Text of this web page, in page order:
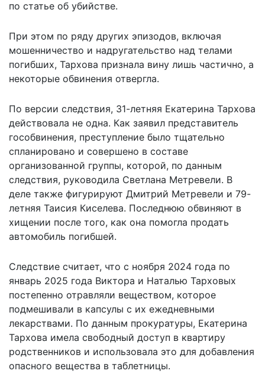
по статье об убийстве.
При этом по ряду других эпизодов, включая
мошенничество и надругательство над телами
погибших, Тархова признала вину лишь частично, а
некоторые обвинения отвергла.
По версии следствия, 31-летняя Екатерина Тархова
действовала не одна. Как заявил представитель
гособвинения, преступление было тщательно
спланировано и совершено в составе
организованной группы, которой, по данным
следствия, руководила Светлана Метревели. В
деле также фигурируют Дмитрий Метревели и 79-
летняя Таисия Киселева. Последнюю обвиняют в
хищении после того, как она помогла продать
автомобиль погибшей.
Следствие считает, что с ноября 2024 года по
январь 2025 года Виктора и Наталью Тарховых
постепенно отравляли веществом, которое
подмешивали в капсулы с их ежедневными
лекарствами. По данным прокуратуры, Екатерина
Тархова имела свободный доступ в квартиру
родственников и использовала это для добавления
опасного вещества в таблетницы.